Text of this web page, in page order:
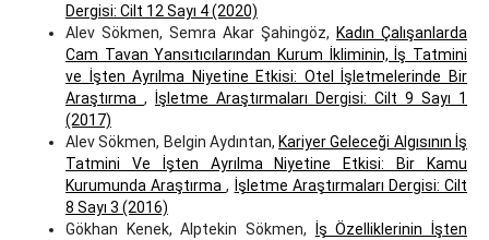
Dergisi: Cilt 12 Sayı 4 (2020)
Alev Sökmen, Semra Akar Şahingöz, Kadın Çalışanlarda
Cam Tavan Yansıtıcılarından Kurum İkliminin, İş Tatmini
ve İşten Ayrılma Niyetine Etkisi: Otel İşletmelerinde Bir
Araştırma ,
İşletme Araştırmaları Dergisi: Cilt 9 Sayı 1
(2017)
Alev Sökmen, Belgin Aydıntan, Kariyer Geleceği Algısının İş
Tatmini Ve İşten Ayrılma Niyetine Etkisi: Bir Kamu
Kurumunda Araştırma, İşletme Araştırmaları Dergisi: Cilt
8 Sayı 3 (2016)
Gökhan Kenek, Alptekin Sökmen,
İş Özelliklerinin İşten